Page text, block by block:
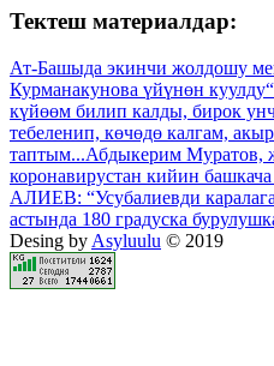
Тектеш материалдар:
Ат-Башыда экинчи жолдошу
Курманакунова үйүнөн куулду
күйөөм билип калды, бирок
тебеленип, көчөдө калгам,
таптым...Абдыкерим Муратов,
коронавирустан кийин башкача
АЛИЕВ: “Усубалиевди
астында 180 градуска
Desing by Asyluulu © 2019